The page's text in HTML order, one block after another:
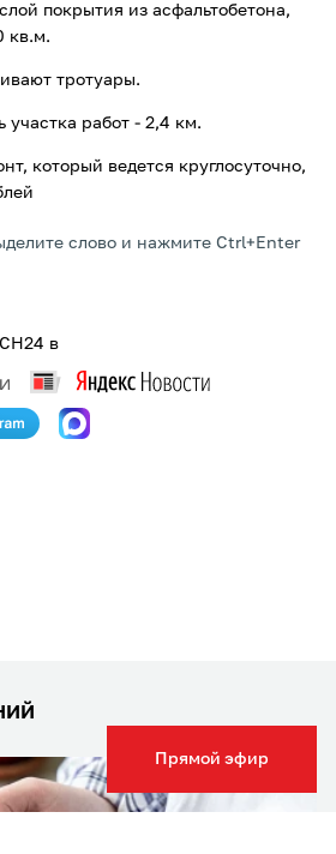
Прямой эфир
покрытия из асфальтобетона,
кв.м.
тротуары.
работ - 2,4 км.
который ведется круглосуточно,
слово и нажмите Ctrl+Enter
в